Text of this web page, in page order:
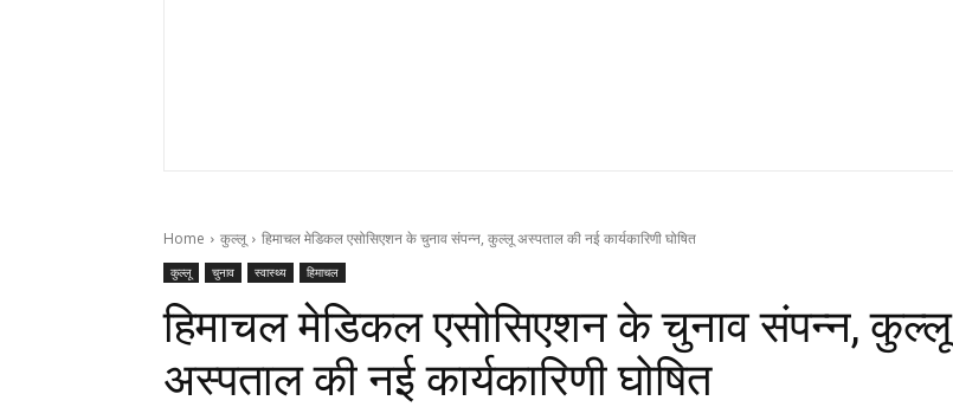
Home कुल्लू हिमाचल मेडिकल एसोसिएशन के चुनाव संपन्न, कुल्लू अस्पताल की नई कार्यकारिणी घोषित
कुल्लू चुनाव स्वास्थ्य हिमाचल
हिमाचल मेडिकल एसोसिएशन के चुनाव संपन्न, कुल्लू
अस्पताल की नई कार्यकारिणी घोषित